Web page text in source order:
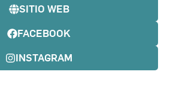
SITIO WEB
FACEBOOK
INSTAGRAM